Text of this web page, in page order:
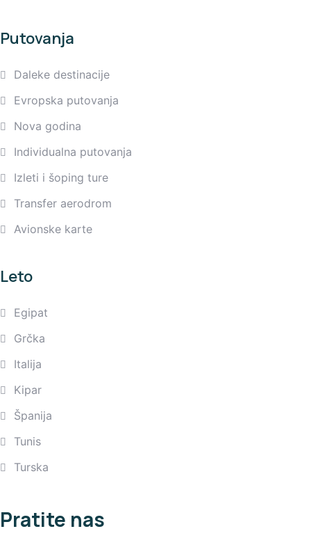
Putovanja
Daleke destinacije
Evropska putovanja
Nova godina
Individualna putovanja
Izleti i šoping ture
Transfer aerodrom
Avionske karte
Leto
Egipat
Grčka
Italija
Kipar
Španija
Tunis
Turska
Pratite nas